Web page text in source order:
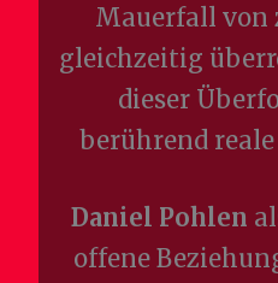
Mauerfall von
gleichzeitig
dieser
berührend
Daniel Pohlen
offene